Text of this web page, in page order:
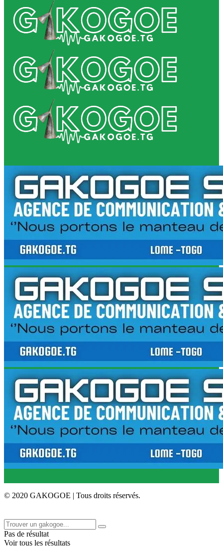
© 2020 GAKOGOE | Tous droits réservés.
Pas de résultat
Voir tous les résultats